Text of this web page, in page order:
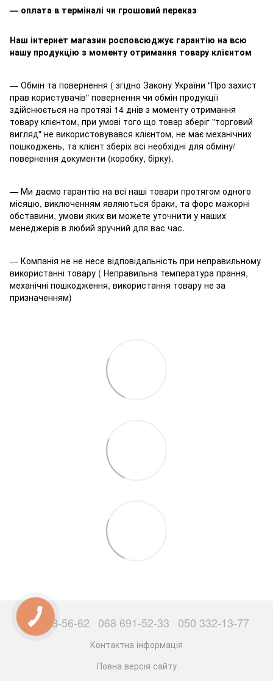
— оплата в терміналі чи грошовий переказ
Наш інтернет магазин росповсюджує гарантію на всю
нашу продукцію з моменту отримання товару клієнтом
— Обмін та повернення ( згідно Закону України "Про захист
прав користувачів" повернення чи обмін продукції
здійснюється на протязі 14 днів з моменту отримання
товару клієнтом, при умові того що товар зберіг "торговий
вигляд" не використовувався клієнтом, не має механічних
пошкоджень, та клієнт зберіх всі необхідні для обміну/
повернення документи (коробку, бірку).
— Ми даємо гарантію на всі наші товари протягом одного
місяцю, виключенням являються браки, та форс мажорні
обставини, умови яких ви можете уточнити у наших
менеджерів в любий зручний для вас час.
— Компанія не не несе відповідальність при неправильному
використанні товару ( Неправильна температура прання,
механічні пошкодження, використання товару не за
призначенням)
063 503-56-62 068 691-52-33 050 332-13-77
Контактна інформація
Повна версія сайту